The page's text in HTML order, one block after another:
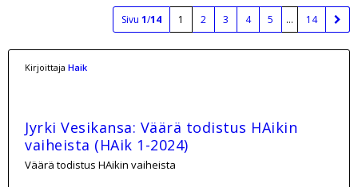
Sivu 1/14 1 2 3 4 5 … 14
Kirjoittaja Haik
Jyrki Vesikansa: Väärä todistus HAikin
vaiheista (HAik 1-2024)
Väärä todistus HAikin vaiheista